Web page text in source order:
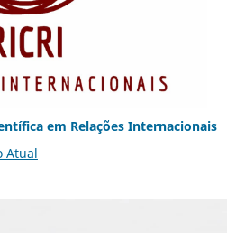
em Relações Internacionais
Atual